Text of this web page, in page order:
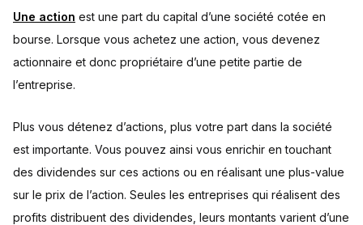
Une action est une part du capital d’une société cotée en
bourse. Lorsque vous achetez une action, vous devenez
actionnaire et donc propriétaire d’une petite partie de
l’entreprise.
Plus vous détenez d’actions, plus votre part dans la société
est importante. Vous pouvez ainsi vous enrichir en touchant
des dividendes sur ces actions ou en réalisant une plus-value
sur le prix de l’action. Seules les entreprises qui réalisent des
profits distribuent des dividendes, leurs montants varient d’une